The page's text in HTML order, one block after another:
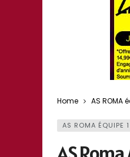
Home AS ROMA
AS ROMA ÉQUIPE 1